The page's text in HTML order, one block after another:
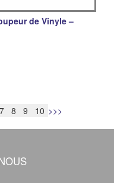
de Vinyle –
>>>